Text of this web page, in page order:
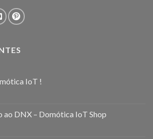
IoT !
ao DNX – Domótica IoT Shop